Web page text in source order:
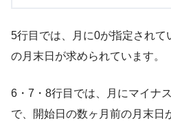
5行目では、月に0が指定されて
の月末日が求められています。
6・7・8行目では、月にマイナ
で、開始日の数ヶ月前の月末日